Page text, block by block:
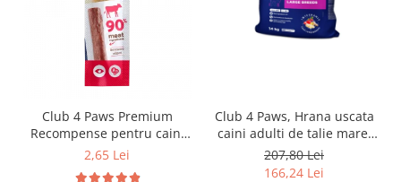
Club 4 Paws Premium
Recompense pentru caini
stick cu vita, 12g
2,65 Lei
Club 4 Paws, Hrana uscata
caini adulti de talie mare,
pui, 14kg
207,80 Lei
166,24 Lei